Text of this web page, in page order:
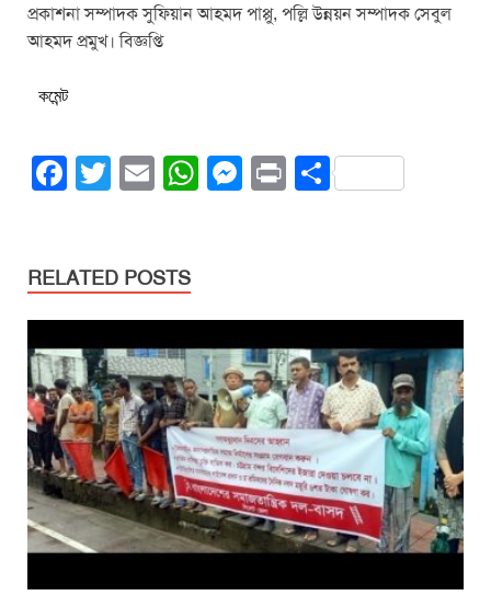
প্রকাশনা সম্পাদক সুফিয়ান আহমদ পাপ্পু, পল্লি উন্নয়ন সম্পাদক সেবুল
আহমদ প্রমুখ। বিজ্ঞপ্তি
কমেন্ট
F
e
b
o
o
k
T
er
E
W
A
p
p
M
n
g
er
Pr S
RELATED POSTS